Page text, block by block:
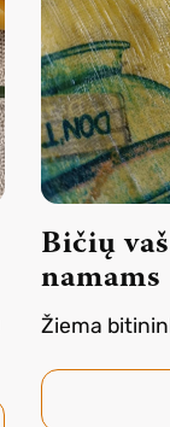
Bičių
namams
Žiema